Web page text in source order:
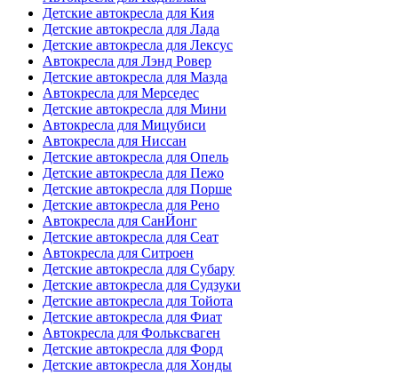
Детские автокресла для Кия
Детские автокресла для Лада
Детские автокресла для Лексус
Автокресла для Лэнд Ровер
Детские автокресла для Мазда
Автокресла для Мерседес
Детские автокресла для Мини
Автокресла для Мицубиси
Автокресла для Ниссан
Детские автокресла для Опель
Детские автокресла для Пежо
Детские автокресла для Порше
Детские автокресла для Рено
Автокресла для СанЙонг
Детские автокресла для Сеат
Автокресла для Ситроен
Детские автокресла для Субару
Детские автокресла для Судзуки
Детские автокресла для Тойота
Детские автокресла для Фиат
Автокресла для Фольксваген
Детские автокресла для Форд
Детские автокресла для Хонды